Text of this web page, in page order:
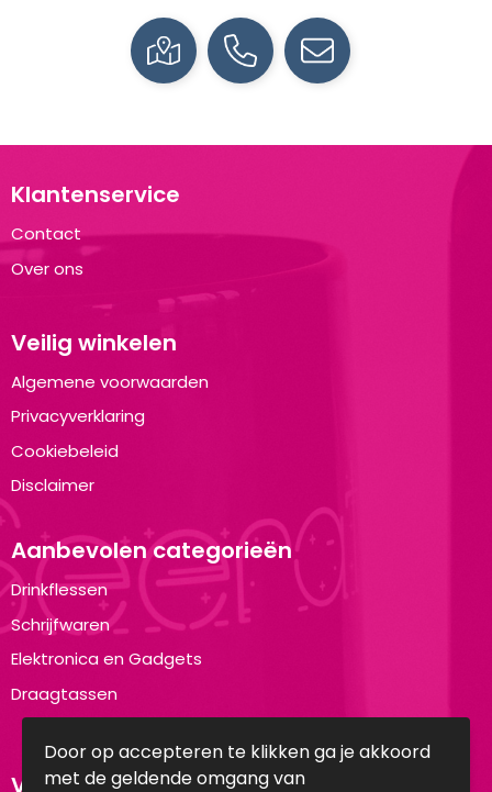
Klantenservice
Contact
Over ons
Veilig winkelen
Algemene voorwaarden
Privacyverklaring
Cookiebeleid
Disclaimer
Aanbevolen categorieën
Drinkflessen
Schrijfwaren
Elektronica en Gadgets
Draagtassen
Volg ons op:
Door op accepteren te klikken ga je akkoord
met de geldende omgang van